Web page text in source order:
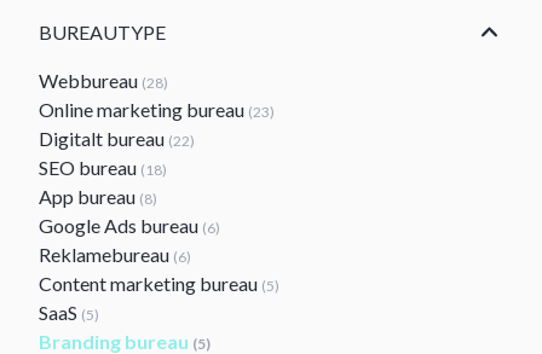
BUREAUTYPE
Webbureau (28)
Online marketing bureau (23)
Digitalt bureau (22)
SEO bureau (18)
App bureau (8)
Google Ads bureau (6)
Reklamebureau (6)
Content marketing bureau (5)
SaaS (5)
Branding bureau (5)